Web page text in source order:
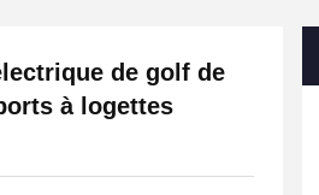
de golf de
à logettes